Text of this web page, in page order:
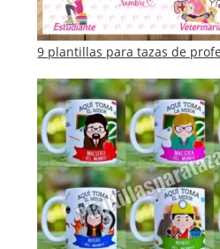
9 plantillas para tazas de